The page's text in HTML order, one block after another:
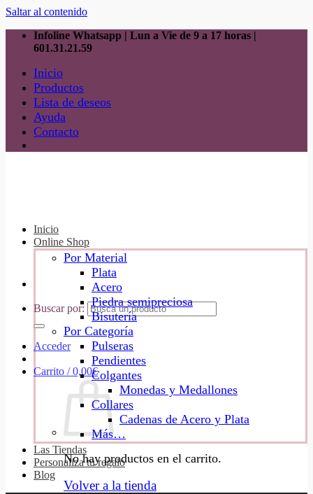
Saltar al contenido
Infoline Whatsapp | Lun a Vie de 9 a 17 horas |
601.31.21.59
Inicio
Productos
Lista de deseos
Ayuda
Contacto
Buscar por:
Acceder
Carrito /0,00€
No hay productos en el carrito.
Volver a la tienda
Inicio
Online Shop
Por Material
Plata
Acero
Piedra semipreciosa
Bisutería
Por Categoría
Pulseras
Pendientes
Colgantes
Monedas y Medallones
Collares
Cadenas de Acero y Plata
Más…
Las Tiendas
Personaliza tu regalo
Blog